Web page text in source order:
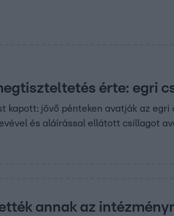
érte: egri
kapott: jövő pénteken avatják az
és aláírással ellátott csillagot
annak az